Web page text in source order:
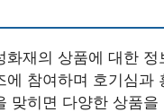
화재의 상품에 대한
에 참여하며 호기심과
맞히면 다양한 상품